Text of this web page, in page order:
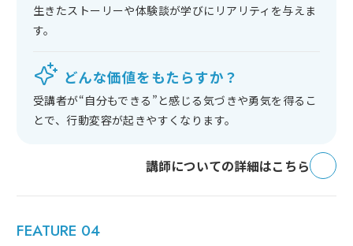
生きたストーリーや体験談が学びにリアリティを与えま
す。
どんな価値をもたらすか？
受講者が“自分もできる”と感じる気づきや勇気を得るこ
とで、行動変容が起きやすくなります。
講師についての詳細はこちら
FEATURE 04